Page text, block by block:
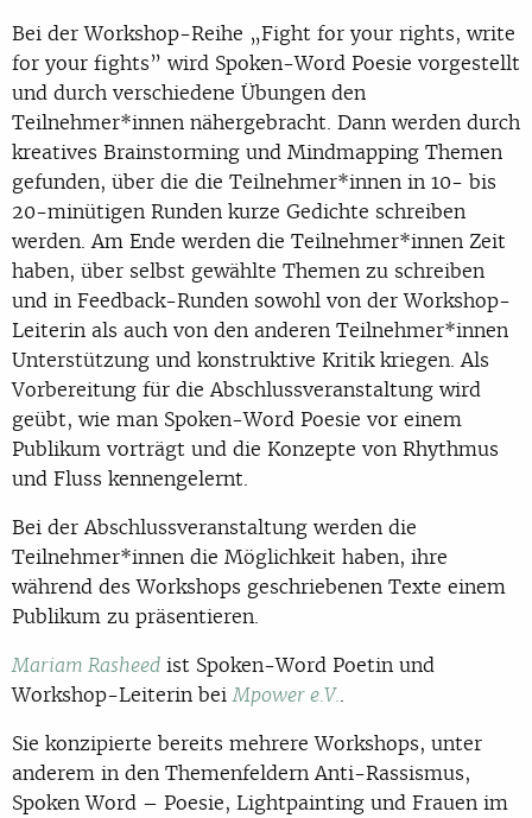
Bei der Workshop-Reihe „Fight for your rights, write
for your fights” wird Spoken-Word Poesie vorgestellt
und durch verschiedene Übungen den
Teilnehmer*innen nähergebracht. Dann werden durch
kreatives Brainstorming und Mindmapping Themen
gefunden, über die die Teilnehmer*innen in 10- bis
20-minütigen Runden kurze Gedichte schreiben
werden. Am Ende werden die Teilnehmer*innen Zeit
haben, über selbst gewählte Themen zu schreiben
und in Feedback-Runden sowohl von der Workshop-
Leiterin als auch von den anderen Teilnehmer*innen
Unterstützung und konstruktive Kritik kriegen. Als
Vorbereitung für die Abschlussveranstaltung wird
geübt, wie man Spoken-Word Poesie vor einem
Publikum vorträgt und die Konzepte von Rhythmus
und Fluss kennengelernt.
Bei der Abschlussveranstaltung werden die
Teilnehmer*innen die Möglichkeit haben, ihre
während des Workshops geschriebenen Texte einem
Publikum zu präsentieren.
Mariam Rasheed ist Spoken-Word Poetin und
Workshop-Leiterin beiMpower e.V..
Sie konzipierte bereits mehrere Workshops, unter
anderem in den Themenfeldern Anti-Rassismus,
Spoken Word – Poesie, Lightpainting und Frauen im